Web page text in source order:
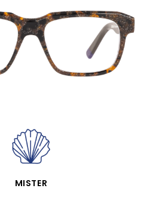
APERÇU RAPIDE
MISTER